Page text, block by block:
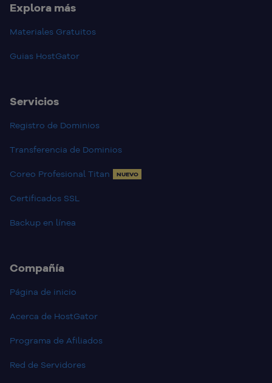
Explora más
Materiales Gratuitos
Guias HostGator
Servicios
Registro de Dominios
Transferencia de Dominios
Coreo Profesional Titan NUEVO
Certificados SSL
Backup en línea
Compañía
Página de inicio
Acerca de HostGator
Programa de Afiliados
Red de Servidores